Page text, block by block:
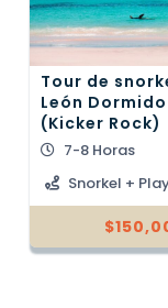
Tour de
León Dormido
(Kicker Rock)
7-8 Horas
Snorkel +
$